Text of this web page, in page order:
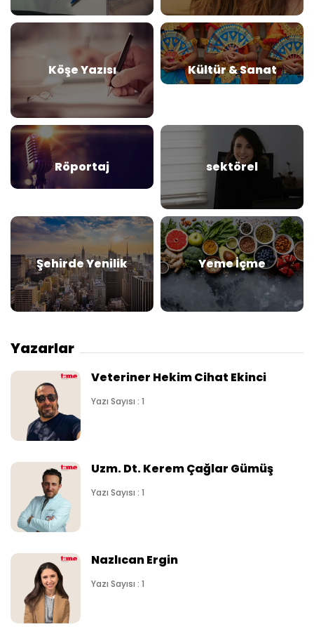
Köşe Yazısı Kültür & Sanat
Röportaj sektörel
Şehirde Yenilik Yeme İçme
Yazarlar
Veteriner Hekim Cihat Ekinci
Yazı Sayısı : 1
Uzm. Dt. Kerem Çağlar Gümüş
Yazı Sayısı : 1
Nazlıcan Ergin
Yazı Sayısı : 1